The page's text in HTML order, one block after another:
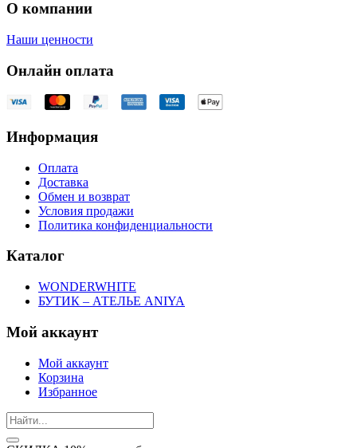
О компании
Наши ценности
Онлайн оплата
Информация
Оплата
Доставка
Обмен и возврат
Условия продажи
Политика конфиденциальности
Каталог
WONDERWHITE
БУТИК – АТЕЛЬЕ ANIYA
Мой аккаунт
Мой аккаунт
Корзина
Избранное